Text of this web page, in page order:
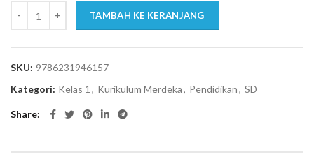
TAMBAH KE KERANJANG
SKU: 9786231946157
Kategori: Kelas 1, Kurikulum Merdeka, Pendidikan, SD
Share